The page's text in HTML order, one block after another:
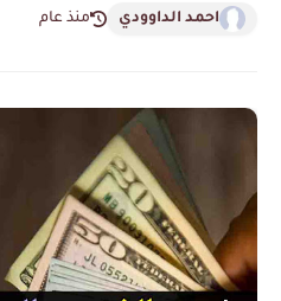
احمد الداوودي منذ عام